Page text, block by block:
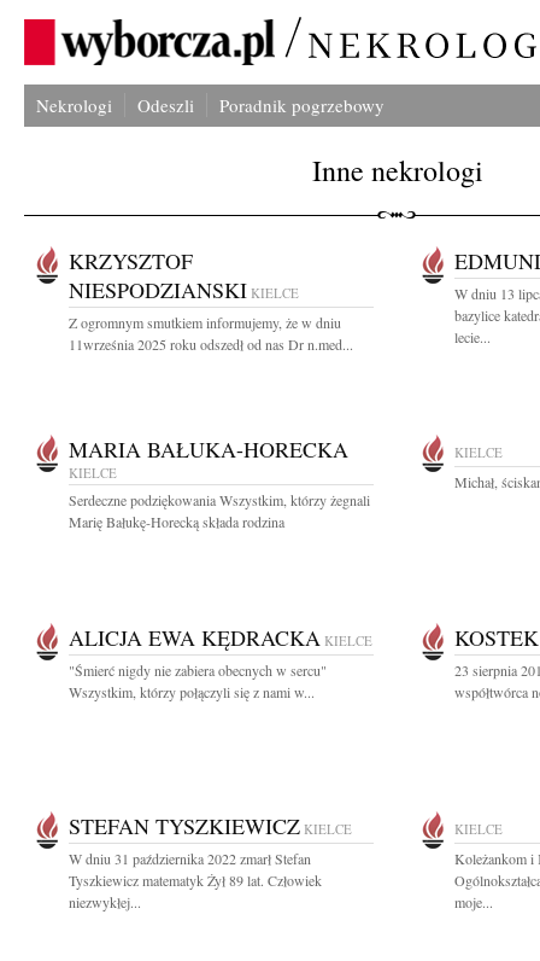
Nekrologi Odeszli Poradnik pogrzebowy
Inne nekrologi
KRZYSZTOF
NIESPODZIANSKI KIELCE
Z ogromnym smutkiem informujemy, że w dniu
11września 2025 roku odszedł od nas Dr n.med...
W dniu 13
bazylice
lecie...
MARIA BAŁUKA-HORECKA
KIELCE
Serdeczne podziękowania Wszystkim, którzy żegnali
Marię Bałukę-Horecką składa rodzina
KIELCE
Michał,
ALICJA EWA KĘDRACKA KIELCE
"Śmierć nigdy nie zabiera obecnych w sercu"
Wszystkim, którzy połączyli się z nami w...
23 sierpnia
współtwórca
STEFAN TYSZKIEWICZ KIELCE
W dniu 31 października 2022 zmarł Stefan
Tyszkiewicz matematyk Żył 89 lat. Człowiek
niezwykłej...
KIELCE
Koleżankom i
moje...